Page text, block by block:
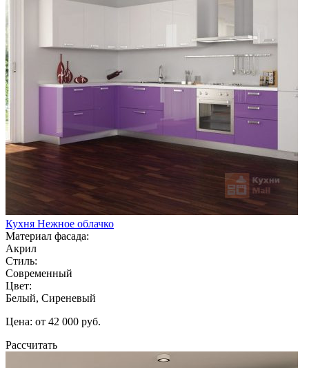
Кухня Нежное облачко
Материал фасада:
Акрил
Стиль:
Современный
Цвет:
Белый, Сиреневый
Цена: от 42 000 руб.
Рассчитать